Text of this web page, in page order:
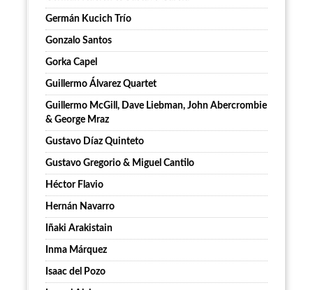
Germán Kucich Trío
Gonzalo Santos
Gorka Capel
Guillermo Álvarez Quartet
Guillermo McGill, Dave Liebman, John Abercrombie
& George Mraz
Gustavo Díaz Quinteto
Gustavo Gregorio & Miguel Cantilo
Héctor Flavio
Hernán Navarro
Iñaki Arakistain
Inma Márquez
Isaac del Pozo